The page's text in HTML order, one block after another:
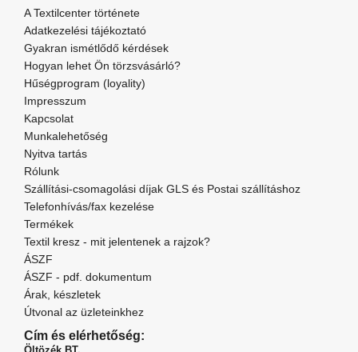
A Textilcenter története
Adatkezelési tájékoztató
Gyakran ismétlődő kérdések
Hogyan lehet Ön törzsvásárló?
Hűségprogram (loyality)
Impresszum
Kapcsolat
Munkalehetőség
Nyitva tartás
Rólunk
Szállítási-csomagolási díjak GLS és Postai szállításhoz
Telefonhívás/fax kezelése
Termékek
Textil kresz - mit jelentenek a rajzok?
ÁSZF
ÁSZF - pdf. dokumentum
Árak, készletek
Útvonal az üzleteinkhez
Cím és elérhetőség: